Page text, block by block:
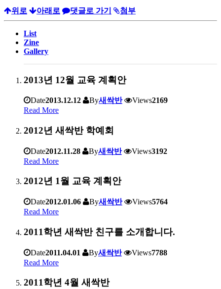
위로 아래로 댓글로 가기 첨부
List
Zine
Gallery
2013년 12월 교육 계획안
Date2013.12.12 By새싹반 Views2169
Read More
2012년 새싹반 학예회
Date2012.11.28 By새싹반 Views3192
Read More
2012년 1월 교육 계획안
Date2012.01.06 By새싹반 Views5764
Read More
2011학년 새싹반 친구를 소개합니다.
Date2011.04.01 By새싹반 Views7788
Read More
2011학년 4월 새싹반